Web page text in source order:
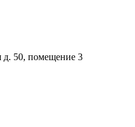
д. 50, помещение 3